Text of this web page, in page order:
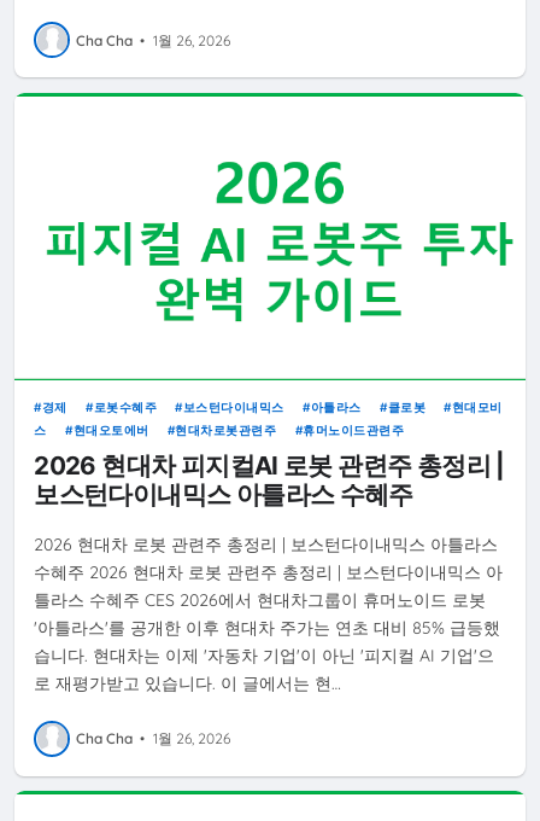
Cha Cha • 1월 26, 2026
경제 로봇수혜주 보스턴다이내믹스 아틀라스 클로봇
현대모비
스
현대오토에버 현대차로봇관련주 휴머노이드관련주
2026 현대차 피지컬AI 로봇 관련주 총정리 |
보스턴다이내믹스 아틀라스 수혜주
2026 현대차 로봇 관련주 총정리 | 보스턴다이내믹스 아틀라스
수혜주 2026 현대차 로봇 관련주 총정리 | 보스턴다이내믹스 아
틀라스 수혜주 CES 2026에서 현대차그룹이 휴머노이드 로봇
'아틀라스'를 공개한 이후 현대차 주가는 연초 대비 85% 급등했
습니다. 현대차는 이제 '자동차 기업'이 아닌 '피지컬 AI 기업'으
로 재평가받고 있습니다. 이 글에서는 현…
Cha Cha • 1월 26, 2026